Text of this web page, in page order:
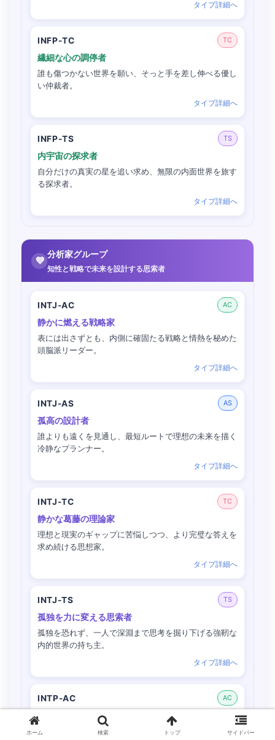
タイプ詳細へ
INFP-TC TC
繊細な心の調停者
誰も傷つかない世界を願い、そっと手を差し伸べる優し
い仲裁者。
タイプ詳細へ
INFP-TS TS
内宇宙の探求者
自分だけの真実の星を追い求め、無限の内面世界を旅す
る探求者。
タイプ詳細へ
💜
分析家グループ
知性と戦略で未来を設計する思索者
INTJ-AC AC
静かに燃える戦略家
表には出さずとも、内側に確固たる戦略と情熱を秘めた
頭脳派リーダー。
タイプ詳細へ
INTJ-AS AS
孤高の設計者
誰よりも遠くを見通し、最短ルートで理想の未来を描く
冷静なプランナー。
タイプ詳細へ
INTJ-TC TC
静かな葛藤の理論家
理想と現実のギャップに苦悩しつつ、より完璧な答えを
求め続ける思想家。
タイプ詳細へ
INTJ-TS TS
孤独を力に変える思索者
孤独を恐れず、一人で深淵まで思考を掘り下げる強靭な
内的世界の持ち主。
タイプ詳細へ
INTP-AC AC
静かなる天才思想家
一見ぼんやりして見えても、脳内では常に新しい概念が
ホーム 検索 トップ サイドバー